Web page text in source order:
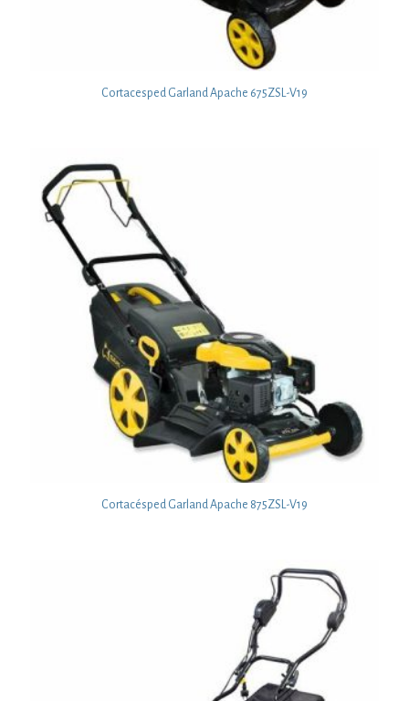
Cortacesped Garland Apache 675ZSL-V19
Cortacésped Garland Apache 875ZSL-V19